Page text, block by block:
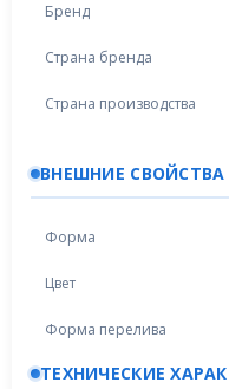
Бренд
Страна бренда
Страна производства
ВНЕШНИЕ СВОЙСТВА
Форма
Цвет
Форма перелива
ТЕХНИЧЕСКИЕ